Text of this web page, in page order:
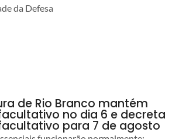
da Defesa
de Rio Branco mantém
no dia 6 e decreta
para 7 de agosto